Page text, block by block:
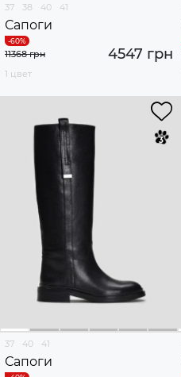
37 38 40 41
Сапоги
4547 грн
11368 грн
1 цвет
37 40 41
Сапоги